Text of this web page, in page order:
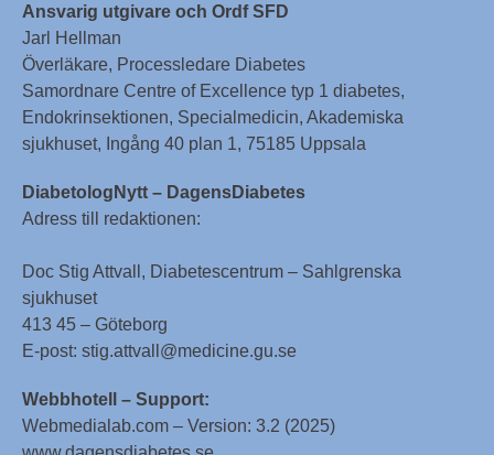
Ansvarig utgivare och Ordf SFD
Jarl Hellman
Överläkare, Processledare Diabetes
Samordnare Centre of Excellence typ 1 diabetes,
Endokrinsektionen, Specialmedicin, Akademiska
sjukhuset, Ingång 40 plan 1, 75185 Uppsala
DiabetologNytt – DagensDiabetes
Adress till redaktionen:
Doc Stig Attvall, Diabetescentrum – Sahlgrenska
sjukhuset
413 45 – Göteborg
E-post: stig.attvall@medicine.gu.se
Webbhotell – Support:
Webmedialab.com – Version: 3.2 (2025)